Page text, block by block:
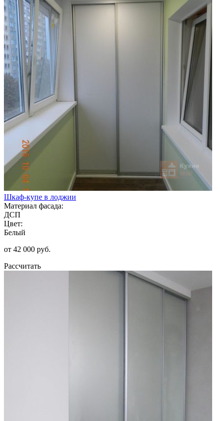
Шкаф-купе в лоджии
Материал фасада:
ДСП
Цвет:
Белый
от 42 000 руб.
Рассчитать